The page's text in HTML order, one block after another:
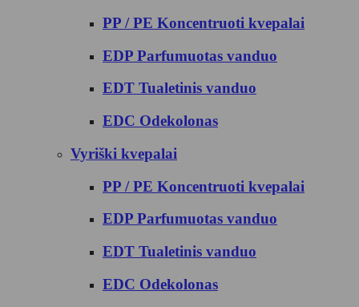
PP / PE Koncentruoti kvepalai
EDP Parfumuotas vanduo
EDT Tualetinis vanduo
EDC Odekolonas
Vyriški kvepalai
PP / PE Koncentruoti kvepalai
EDP Parfumuotas vanduo
EDT Tualetinis vanduo
EDC Odekolonas